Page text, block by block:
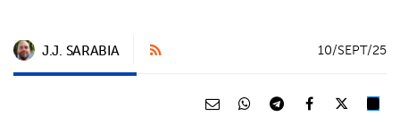
J.J. SARABIA 10/SEPT/25